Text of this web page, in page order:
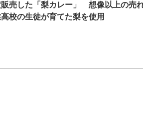
売した「梨カレー」 想像以上の売
校の生徒が育てた梨を使用